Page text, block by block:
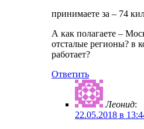
принимаете за – 74
А как полагаете –
отсталые регионы? в
работает?
Ответить
Леонид:
22.05.2018 в